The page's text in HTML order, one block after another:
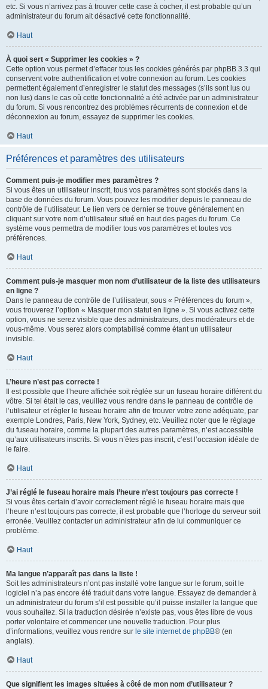
etc. Si vous n’arrivez pas à trouver cette case à cocher, il est probable qu’un
administrateur du forum ait désactivé cette fonctionnalité.
Haut
À quoi sert « Supprimer les cookies » ?
Cette option vous permet d’effacer tous les cookies générés par phpBB 3.3 qui
conservent votre authentification et votre connexion au forum. Les cookies
permettent également d’enregistrer le statut des messages (s’ils sont lus ou
non lus) dans le cas où cette fonctionnalité a été activée par un administrateur
du forum. Si vous rencontrez des problèmes récurrents de connexion et de
déconnexion au forum, essayez de supprimer les cookies.
Haut
Préférences et paramètres des utilisateurs
Comment puis-je modifier mes paramètres ?
Si vous êtes un utilisateur inscrit, tous vos paramètres sont stockés dans la
base de données du forum. Vous pouvez les modifier depuis le panneau de
contrôle de l’utilisateur. Le lien vers ce dernier se trouve généralement en
cliquant sur votre nom d’utilisateur situé en haut des pages du forum. Ce
système vous permettra de modifier tous vos paramètres et toutes vos
préférences.
Haut
Comment puis-je masquer mon nom d’utilisateur de la liste des utilisateurs
en ligne ?
Dans le panneau de contrôle de l’utilisateur, sous « Préférences du forum »,
vous trouverez l’option « Masquer mon statut en ligne ». Si vous activez cette
option, vous ne serez visible que des administrateurs, des modérateurs et de
vous-même. Vous serez alors comptabilisé comme étant un utilisateur
invisible.
Haut
L’heure n’est pas correcte !
Il est possible que l’heure affichée soit réglée sur un fuseau horaire différent du
vôtre. Si tel était le cas, veuillez vous rendre dans le panneau de contrôle de
l’utilisateur et régler le fuseau horaire afin de trouver votre zone adéquate, par
exemple Londres, Paris, New York, Sydney, etc. Veuillez noter que le réglage
du fuseau horaire, comme la plupart des autres paramètres, n’est accessible
qu’aux utilisateurs inscrits. Si vous n’êtes pas inscrit, c’est l’occasion idéale de
le faire.
Haut
J’ai réglé le fuseau horaire mais l’heure n’est toujours pas correcte !
Si vous êtes certain d’avoir correctement réglé le fuseau horaire mais que
l’heure n’est toujours pas correcte, il est probable que l’horloge du serveur soit
erronée. Veuillez contacter un administrateur afin de lui communiquer ce
problème.
Haut
Ma langue n’apparaît pas dans la liste !
Soit les administrateurs n’ont pas installé votre langue sur le forum, soit le
logiciel n’a pas encore été traduit dans votre langue. Essayez de demander à
un administrateur du forum s’il est possible qu’il puisse installer la langue que
vous souhaitez. Si la traduction désirée n’existe pas, vous êtes libre de vous
porter volontaire et commencer une nouvelle traduction. Pour plus
d’informations, veuillez vous rendre sur le site internet de phpBB® (en
anglais).
Haut
Que signifient les images situées à côté de mon nom d’utilisateur ?